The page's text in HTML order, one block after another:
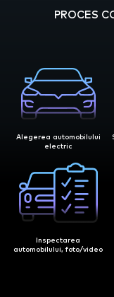
PROCES
Alegerea automobilului
electric
Inspectarea
automobilului, foto/video